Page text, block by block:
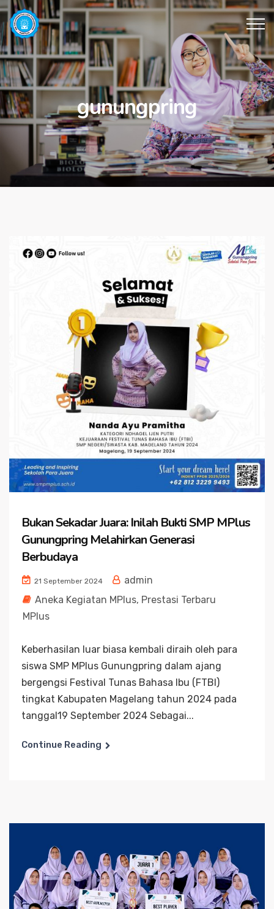
gunungpring
Bukan Sekadar Juara: Inilah Bukti SMP MPlus
Gunungpring Melahirkan Generasi
Berbudaya
21 September 2024
admin
Aneka Kegiatan MPlus, Prestasi Terbaru
MPlus
Keberhasilan luar biasa kembali diraih oleh para
siswa SMP MPlus Gunungpring dalam ajang
bergengsi Festival Tunas Bahasa Ibu (FTBI)
tingkat Kabupaten Magelang tahun 2024 pada
tanggal19 September 2024 Sebagai...
Continue Reading